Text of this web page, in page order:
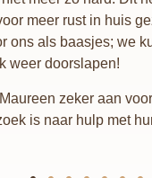
meer rust in huis
ons als baasjes; we
weer doorslapen!
Maureen zeker aan
is naar hulp met